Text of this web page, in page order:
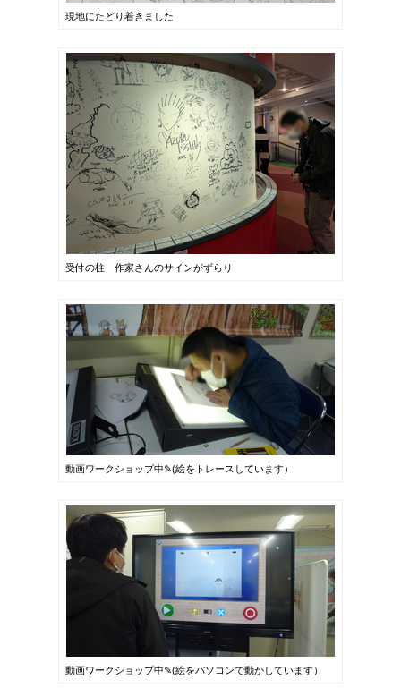
現地にたどり着きました
受付の柱 作家さんのサインがずらり
動画ワークショップ中✎(絵をトレースしています）
動画ワークショップ中✎(絵をパソコンで動かしています）